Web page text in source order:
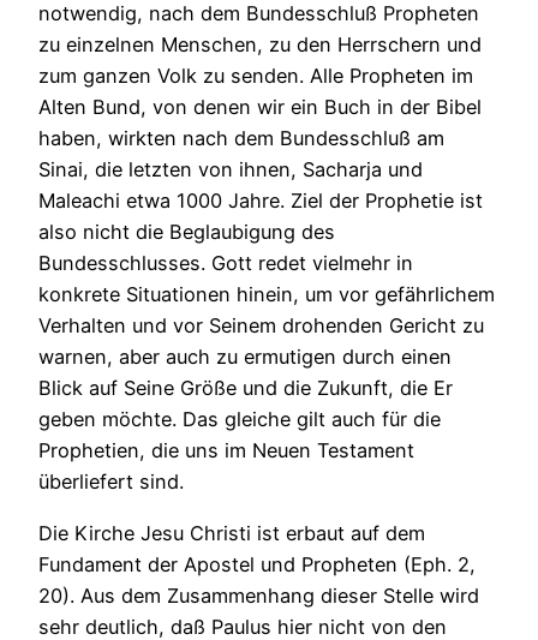
notwendig, nach dem Bundesschluß Propheten
zu einzelnen Menschen, zu den Herrschern und
zum ganzen Volk zu senden. Alle Propheten im
Alten Bund, von denen wir ein Buch in der Bibel
haben, wirkten nach dem Bundesschluß am
Sinai, die letzten von ihnen, Sacharja und
Maleachi etwa 1000 Jahre. Ziel der Prophetie ist
also nicht die Beglaubigung des
Bundesschlusses. Gott redet vielmehr in
konkrete Situationen hinein, um vor gefährlichem
Verhalten und vor Seinem drohenden Gericht zu
warnen, aber auch zu ermutigen durch einen
Blick auf Seine Größe und die Zukunft, die Er
geben möchte. Das gleiche gilt auch für die
Prophetien, die uns im Neuen Testament
überliefert sind.
Die Kirche Jesu Christi ist erbaut auf dem
Fundament der Apostel und Propheten (Eph. 2,
20). Aus dem Zusammenhang dieser Stelle wird
sehr deutlich, daß Paulus hier nicht von den